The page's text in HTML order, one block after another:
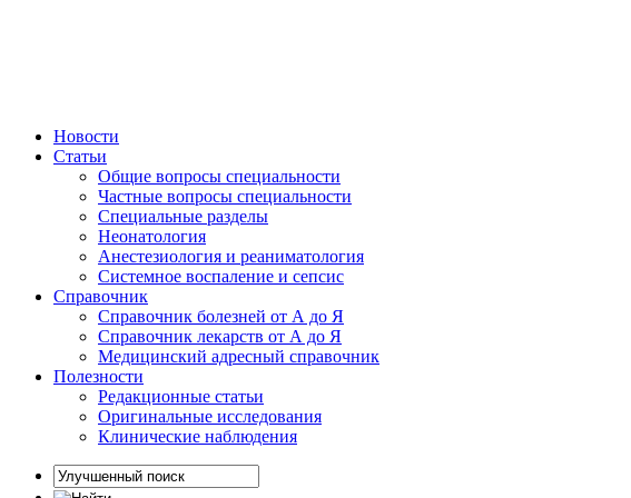
Новости
Статьи
Общие вопросы специальности
Частные вопросы специальности
Специальные разделы
Неонатология
Анестезиология и реаниматология
Системное воспаление и сепсис
Справочник
Справочник болезней от А до Я
Справочник лекарств от А до Я
Медицинский адресный справочник
Полезности
Редакционные статьи
Оригинальные исследования
Клинические наблюдения